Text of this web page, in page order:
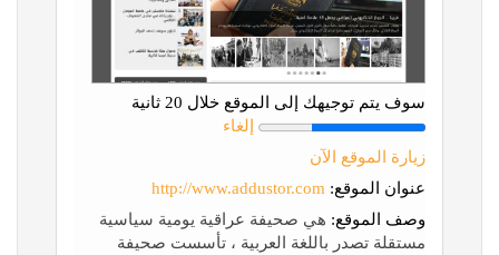
سوف يتم توجيهك إلى الموقع خلال 20 ثانية
إلغاء
زيارة الموقع الآن
عنوان الموقع: http://www.addustor.com
وصف الموقع: هي صحيفة عراقية يومية سياسية
مستقلة تصدر باللغة العربية ، تأسست صحيفة